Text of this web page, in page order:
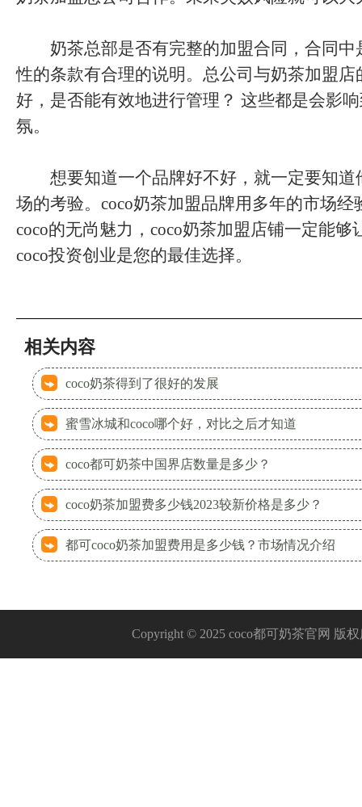
奶茶总部是否有完整的加盟合同，合同中
性的条款有合理的说明。总公司与奶茶加盟店
好，是否能有效地进行管理？ 这些都是会影
氛。
想要知道一个品牌好不好，就一定要知道
场的考验。coco奶茶加盟品牌用多年的市场经
coco的无尚魅力，coco奶茶加盟店铺一定能够
coco投资创业是您的最佳选择。
相关内容
coco奶茶得到了很好的发展
蜜雪冰城和coco哪个好，对比之后才知道
coco都可奶茶中国界店数量是多少？
coco奶茶加盟费多少钱2023较新价格是多少？
都可coco奶茶加盟费用是多少钱？市场情况介绍
Copyright © 2025 coco都可奶茶官网 版